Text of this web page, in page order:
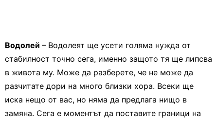
Водолей – Водолеят ще усети голяма нужда от
стабилност точно сега, именно защото тя ще липсва
в живота му. Може да разберете, че не може да
разчитате дори на много близки хора. Всеки ще
иска нещо от вас, но няма да предлага нищо в
замяна. Сега е моментът да поставите граници на